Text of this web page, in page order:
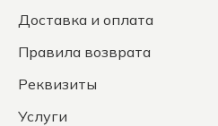
Доставка и оплата
Правила возврата
Реквизиты
Услуги